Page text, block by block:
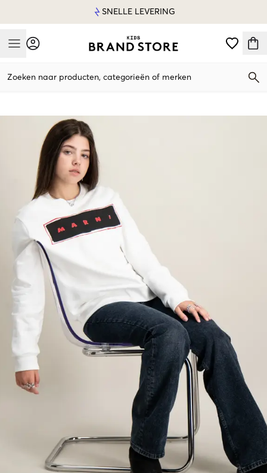
SNELLE LEVERING
Mobile Menu
Zoeken naar producten, categorieën of merken